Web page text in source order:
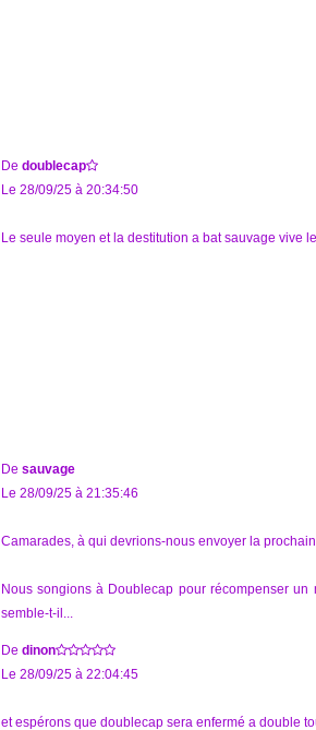
De doublecap
Le 28/09/25 à 20:34:50
Le seule moyen et la destitution a bat sauvage vive
De sauvage
Le 28/09/25 à 21:35:46
Camarades, à qui devrions-nous envoyer la
Nous songions à Doublecap pour récompenser
semble-t-il...
De dinon
Le 28/09/25 à 22:04:45
et espérons que doublecap sera enfermé a double